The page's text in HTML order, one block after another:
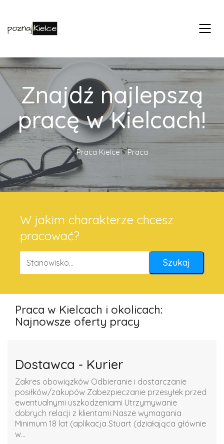
Znajdź najlepszą
pracę w Kielcach!
Praca Kielce»Praca
W jakim charakterze chcesz
pracować?
Praca w Kielcach i okolicach:
Najnowsze oferty pracy
Dostawca - Kurier
Zakres obowiązków Odbieranie i dostarczanie
posiłków/zakupów Zabezpieczanie przesyłek przed
ewentualnymi uszkodzeniami Utrzymywanie
dobrych relacji z klientami Nasze wymagania
Minimum 18 lat (aplikacja Stuart (działająca głównie
w...